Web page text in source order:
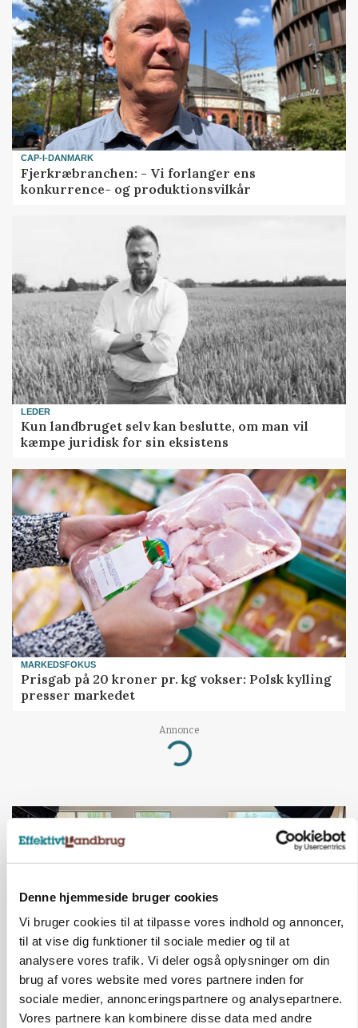
Denne hjemmeside bruger cookies
Vi bruger cookies til at tilpasse vores indhold og annoncer,
til at vise dig funktioner til sociale medier og til at
analysere vores trafik. Vi deler også oplysninger om din
brug af vores website med vores partnere inden for
sociale medier, annonceringspartnere og analysepartnere.
Vores partnere kan kombinere disse data med andre
CAP-I-DANMARK
Fjerkræbranchen: - Vi forlanger ens
konkurrence- og produktionsvilkår
LEDER
Kun landbruget selv kan beslutte, om man vil
kæmpe juridisk for sin eksistens
MARKEDSFOKUS
Prisgab på 20 kroner pr. kg vokser: Polsk kylling
presser markedet
Annonce
Loading...
BUSINESS
Ejer eller medejer? Nyt tv-format udfordrer